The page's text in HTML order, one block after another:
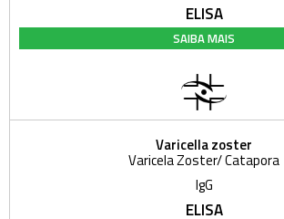
ELISA
SAIBA MAIS
Varicella zoster
Varicela Zoster/ Catapora
IgG
ELISA